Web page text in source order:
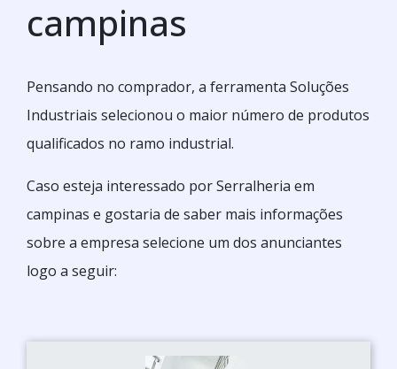
campinas
Pensando no comprador, a ferramenta Soluções
Industriais selecionou o maior número de produtos
qualificados no ramo industrial.
Caso esteja interessado por Serralheria em
campinas e gostaria de saber mais informações
sobre a empresa selecione um dos anunciantes
logo a seguir: